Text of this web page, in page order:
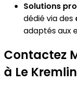
Solutions
dédié via des
adaptés aux
Contactez
à Le